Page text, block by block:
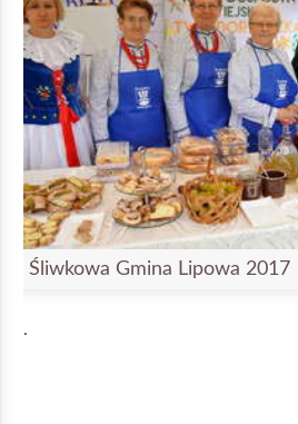
Śliwkowa Gmina Lipowa 2017
.